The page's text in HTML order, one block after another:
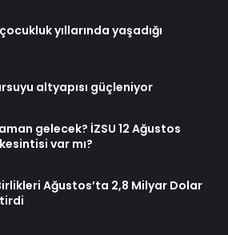
yıllarında yaşadığı
altyapısı güçleniyor
gelecek? İZSU 12 Ağustos
var mı?
Ağustos’ta 2,8 Milyar Dolar